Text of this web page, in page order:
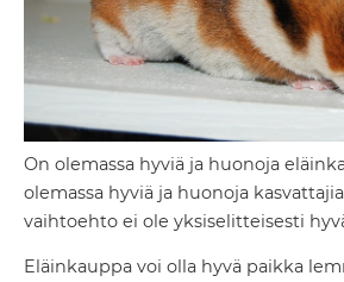
On olemassa hyviä ja huonoja
olemassa hyviä ja huonoja
vaihtoehto ei ole yksiselitteisesti
Eläinkauppa voi olla hyvä paikka